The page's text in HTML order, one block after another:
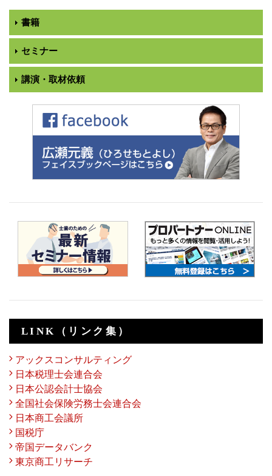
書籍
セミナー
講演・取材依頼
LINK（リンク集）
アックスコンサルティング
日本税理士会連合会
日本公認会計士協会
全国社会保険労務士会連合会
日本商工会議所
国税庁
帝国データバンク
東京商工リサーチ